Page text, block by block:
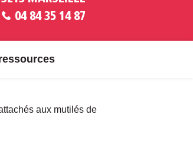
04 84 35 14 87
aux mutilés de